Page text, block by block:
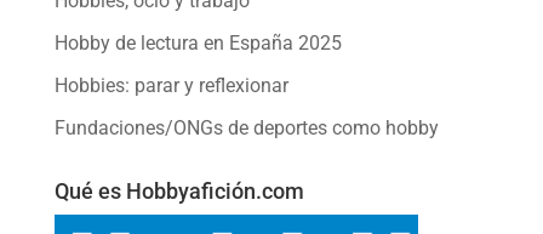
Hobby de lectura en España 2025
Hobbies: parar y reflexionar
Fundaciones/ONGs de deportes como hobby
Qué es Hobbyafición.com